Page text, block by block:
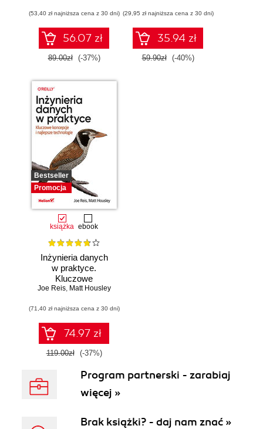
(53,40 zł najniższa cena z 30 dni)
56.07 zł
89.00zł (-37%)
zarządzaj nią z
wykorzystaniem
Dockera
(29,95 zł najniższa cena z 30 dni)
35.94 zł
59.90zł (-40%)
Bestseller
Promocja
książka ebook
Inżynieria danych
w praktyce.
Kluczowe
koncepcje i
technologie
Joe Reis, Matt Housley
(71,40 zł najniższa cena z 30 dni)
74.97 zł
119.00zł (-37%)
Program partnerski - zarabiaj
więcej »
Brak książki? - daj nam znać »